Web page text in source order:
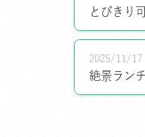
とびきり
2025/11/17
絶景ラン